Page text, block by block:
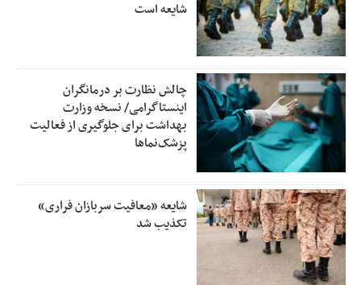
شایعه است
چالش نظارت بر درمانگران
اینستاگرامی/ نسخه وزارت
بهداشت برای جلوگیری از فعالیت
پزشک‌نماها
شایعه «معافیت سربازان فراری»
تکذیب شد